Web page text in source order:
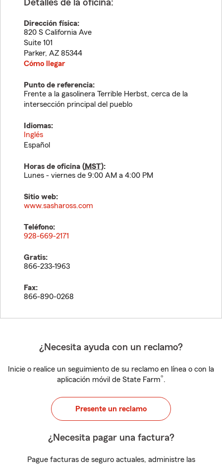
Detalles de la oficina:
Dirección física:
820 S California Ave
Suite 101
Parker, AZ 85344
Cómo llegar
Punto de referencia:
Frente a la gasolinera Terrible Herbst, cerca de la
intersección principal del pueblo
Idiomas:
Inglés
Español
Horas de oficina (MST):
Lunes - viernes de 9:00 AM a 4:00 PM
Sitio web:
www.sashaross.com
Teléfono:
928-669-2171
Gratis:
866-233-1963
Fax:
866-890-0268
¿Necesita ayuda con un reclamo?
Inicie o realice un seguimiento de su reclamo en línea o con la
aplicación móvil de State Farm®.
Presente un reclamo
¿Necesita pagar una factura?
Pague facturas de seguro actuales, administre las